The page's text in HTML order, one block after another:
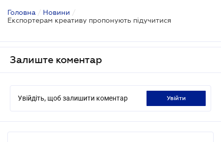
Головна / Новини /
Експортерам креативу пропонують підучитися
Залиште коментар
Увійдіть, щоб залишити коментар увійти